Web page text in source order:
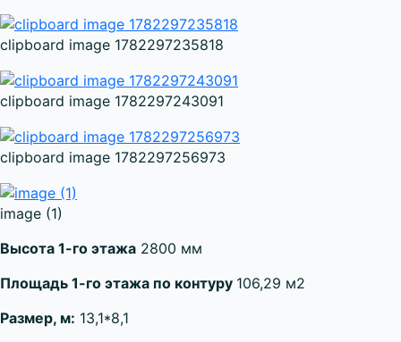
clipboard image 1782297235818
clipboard image 1782297243091
clipboard image 1782297256973
image (1)
Высота 1-го этажа 2800 мм
Площадь 1-го этажа по контуру 106,29 м2
Размер, м: 13,1*8,1